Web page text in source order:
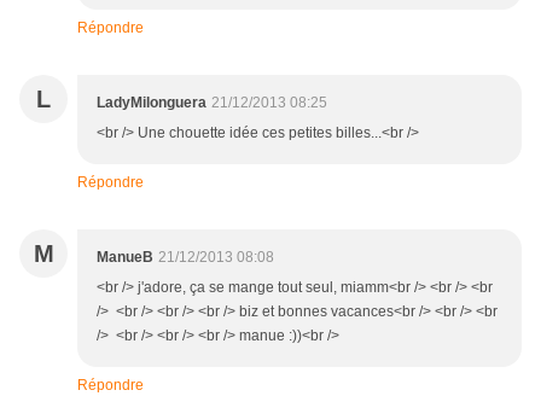
Répondre
L LadyMilonguera 21/12/2013 08:25
<br /> Une chouette idée ces petites billes...<br />
Répondre
M ManueB 21/12/2013 08:08
<br /> j'adore, ça se mange tout seul, miamm<br /> <br /> <br
/> <br /> <br /> <br /> biz et bonnes vacances<br /> <br /> <br
/> <br /> <br /> <br /> manue :))<br />
Répondre